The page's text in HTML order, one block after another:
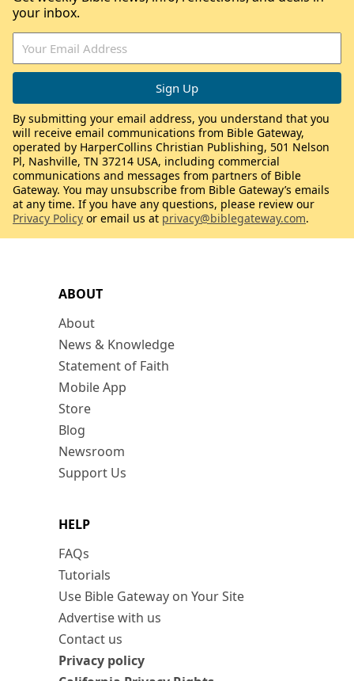
ABOUT
About
News & Knowledge
Statement of Faith
Mobile App
Store
Blog
Newsroom
Support Us
HELP
FAQs
Tutorials
Use Bible Gateway on Your Site
Advertise with us
Contact us
Privacy policy
your inbox.
By submitting your email address, you understand that you
will receive email communications from Bible Gateway,
operated by HarperCollins Christian Publishing, 501 Nelson
Pl, Nashville, TN 37214 USA, including commercial
communications and messages from partners of Bible
Gateway. You may unsubscribe from Bible Gateway’s emails
at any time. If you have any questions, please review our
Privacy Policy or email us at privacy@biblegateway.com.